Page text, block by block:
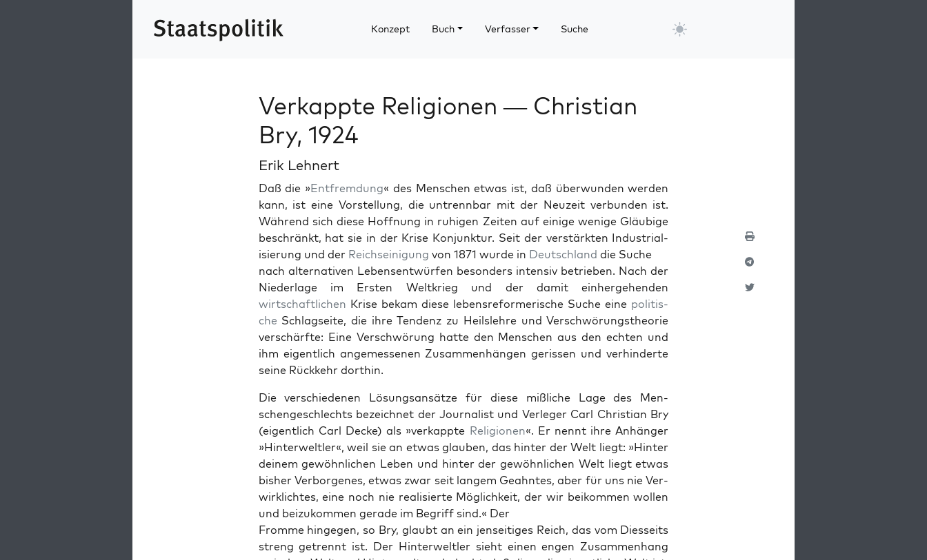
Konzept Buch Verfasser Suche
Verkappte Religionen — Christian
Bry, 1924
Erik Lehnert
Daß die »Ent­frem­dung« des Men­schen etwas ist, daß über­wun­den wer­den
kann, ist eine Vorstel­lung, die untrennbar mit der Neuzeit ver­bun­den ist.
Während sich diese Hoff­nung in ruhi­gen Zeit­en auf einige wenige Gläu­bige
beschränkt, hat sie in der Krise Kon­junk­tur. Seit der ver­stärk­ten Indus­tri­al­
isierung und der Reich­seini­gung von 1871 wurde in Deutsch­land die Suche
nach alter­na­tiv­en Lebensen­twür­fen beson­ders inten­siv betrieben. Nach der
Nieder­lage im Ersten Weltkrieg und der damit ein­herge­hen­den
wirtschaftlichen Krise bekam diese leben­sre­formerische Suche eine poli­tis­
che Schlag­seite, die ihre Ten­denz zu Heil­slehre und Ver­schwörungs­the­o­rie
ver­schärfte: Eine Ver­schwörung hat­te den Men­schen aus den echt­en und
ihm eigentlich angemesse­nen Zusam­men­hän­gen geris­sen und ver­hin­derte
seine Rück­kehr dor­thin.
Die ver­schiede­nen Lösungsan­sätze für diese mißliche Lage des Men­
schengeschlechts beze­ich­net der Jour­nal­ist und Ver­leger Carl Chris­t­ian Bry
(eigentlich Carl Decke) als »verkappte Reli­gio­nen«. Er nen­nt ihre Anhänger
»Hin­ter­weltler«, weil sie an etwas glauben, das hin­ter der Welt liegt: »Hin­ter
deinem gewöhn­lichen Leben und hin­ter der gewöhn­lichen Welt liegt etwas
bish­er Ver­bor­genes, etwas zwar seit langem Geah­ntes, aber für uns nie Ver­
wirk­licht­es, eine noch nie real­isierte Möglichkeit, der wir beikom­men wollen
und beizukom­men ger­ade im Begriff sind.« Der
Fromme hinge­gen, so Bry, glaubt an ein jen­seit­iges Reich, das vom Dies­seits
streng getren­nt ist. Der Hin­ter­weltler sieht einen engen Zusam­men­hang